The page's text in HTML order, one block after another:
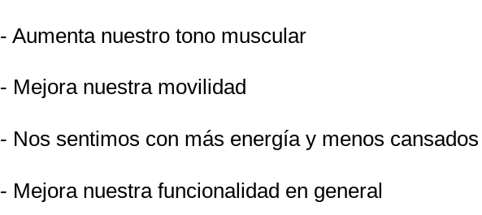
- Aumenta nuestro tono muscular
- Mejora nuestra movilidad
- Nos sentimos con más energía y menos cansados
- Mejora nuestra funcionalidad en general